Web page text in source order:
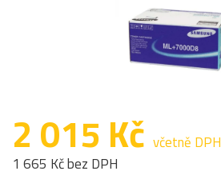
2 015 Kč včetně DPH
1 665 Kč bez DPH